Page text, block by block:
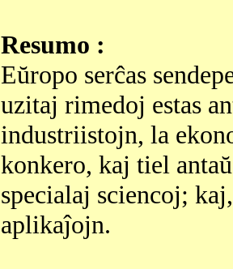
Resumo :
Eŭropo serĉas
uzitaj rimedoj estas
industriistojn, la
konkero, kaj tiel
specialaj sciencoj;
aplikaĵojn.